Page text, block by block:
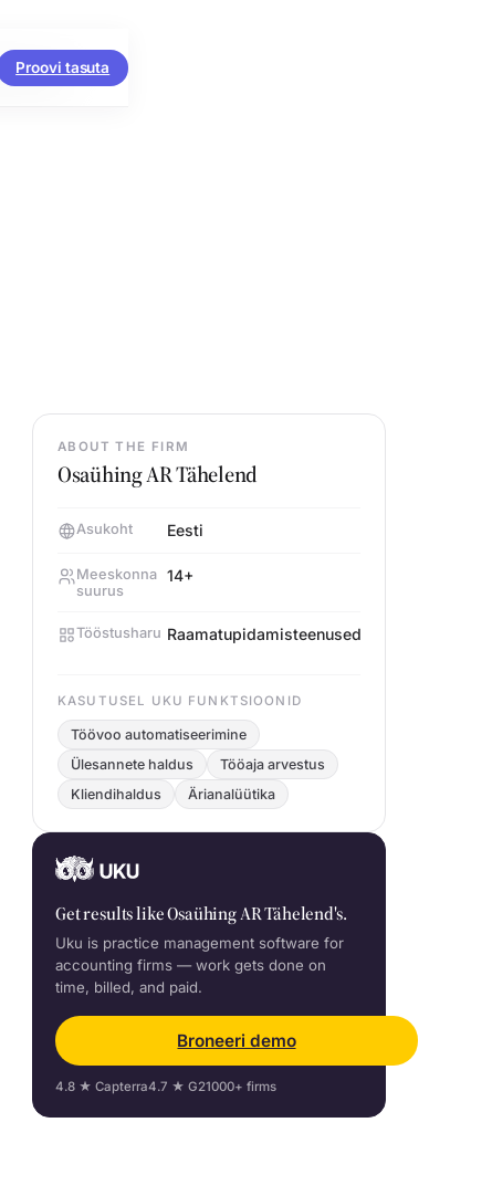
Proovi tasuta
muuta.
ABOUT THE FIRM
Osaühing AR Tähelend
Asukoht Eesti
Meeskonna
suurus
14+
Tööstusharu Raamatupidamisteenused
KASUTUSEL UKU FUNKTSIOONID
Töövoo automatiseerimine
Ülesannete haldus
Tööaja arvestus
Kliendihaldus
Ärianalüütika
Get results like Osaühing AR Tähelend's.
Uku is practice management software for
accounting firms — work gets done on
time, billed, and paid.
Broneeri demo
4.8 ★ Capterra4.7 ★ G21000+ firms